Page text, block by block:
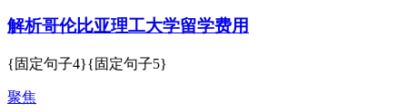
解析哥伦比亚理工大学留学费用
{固定句子4}{固定句子5}
聚焦